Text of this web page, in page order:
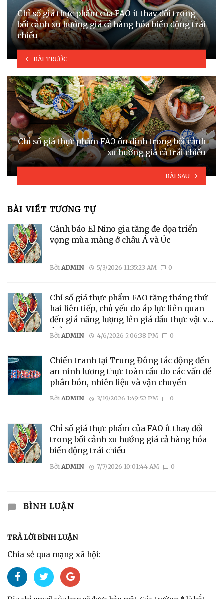
Chỉ số giá thực phẩm của FAO ít thay đổi trong
bối cảnh xu hướng giá cả hàng hóa biến động trái
chiều
BÀI TRƯỚC
Chỉ số giá thực phẩm FAO ổn định trong bối cảnh
xu hướng giá cả trái chiều
BÀI SAU
BÀI VIẾT TƯƠNG TỰ
Cảnh báo El Nino gia tăng đe dọa triển
vọng mùa màng ở châu Á và Úc
Bởi ADMIN 5/3/2026 11:35:23 AM 0
Chỉ số giá thực phẩm FAO tăng tháng thứ
hai liên tiếp, chủ yếu do áp lực liên quan
đến giá năng lượng lên giá dầu thực vật và
đường
Bởi ADMIN 4/6/2026 5:06:38 PM 0
Chiến tranh tại Trung Đông tác động đến
an ninh lương thực toàn cầu do các vấn đề
phân bón, nhiên liệu và vận chuyển
Bởi ADMIN 3/19/2026 1:49:52 PM 0
Chỉ số giá thực phẩm của FAO ít thay đổi
trong bối cảnh xu hướng giá cả hàng hóa
biến động trái chiều
Bởi ADMIN 7/7/2026 10:01:44 AM 0
BÌNH LUẬN
TRẢ LỜI BÌNH LUẬN
Chia sẻ qua mạng xã hội: